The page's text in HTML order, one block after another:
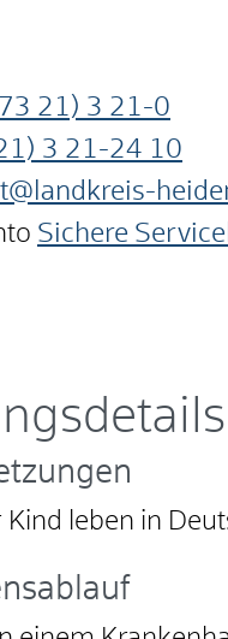
73 21) 3 21-0
3 21-24 10
Sichere
Kind leben in